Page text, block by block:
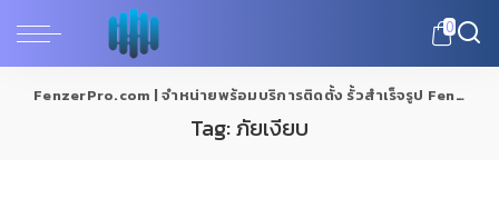
0
FenzerPro.com | จำหน่ายพร้อมบริการติดตั้ง รั้วสำเร็จรูป Fenzer
Tag:ภัยเงียบ